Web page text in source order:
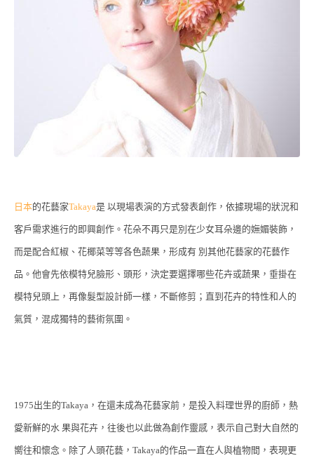
日本的花藝家Takaya是 以現場表演的方式發表創作，依據現場的狀況和
客戶需求進行的即興創作。花朵不再只是別在少女耳朵邊的嫵媚裝飾，
而是配合紅椒、花椰菜等等各色蔬果，形成有 別其他花藝家的花藝作
品。他會先依模特兒臉形、頭形，決定要選擇哪些花卉或蔬果，垂掛在
模特兒頭上，再像髮型設計師一樣，不斷修剪；直到花卉的特性和人的
氣質，混成獨特的藝術氛圍。
1975出生的Takaya，在還未成為花藝家前，是投入料理世界的廚師，熱
愛新鮮的水 果與花卉，往後也以此做為創作靈感，表示自己對大自然的
嚮往和懷念。除了人頭花藝，Takaya的作品一直在人與植物間，表現更